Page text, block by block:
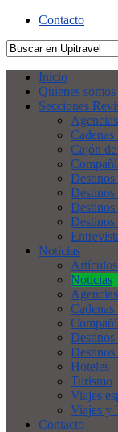
Contacto
Inicio
Quienes somos
Secciones
Cadenas
Cajón de
Destinos
Destinos
Destinos
Noticias
Artículos
Noticias
Cadenas
Destinos
Hoteles
Turismo
Viajes
Viajes y
Contacto